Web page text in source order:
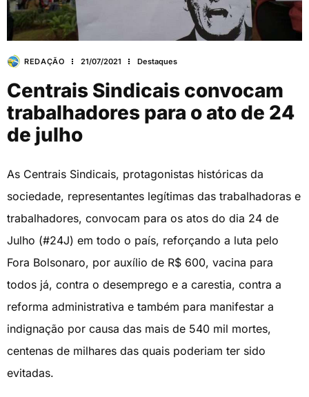
REDAÇÃO 21/07/2021 Destaques
Centrais Sindicais convocam
trabalhadores para o ato de 24
de julho
As Centrais Sindicais, protagonistas históricas da
sociedade, representantes legítimas das trabalhadoras e
trabalhadores, convocam para os atos do dia 24 de
Julho (#24J) em todo o país, reforçando a luta pelo
Fora Bolsonaro, por auxílio de R$ 600, vacina para
todos já, contra o desemprego e a carestia, contra a
reforma administrativa e também para manifestar a
indignação por causa das mais de 540 mil mortes,
centenas de milhares das quais poderiam ter sido
evitadas.